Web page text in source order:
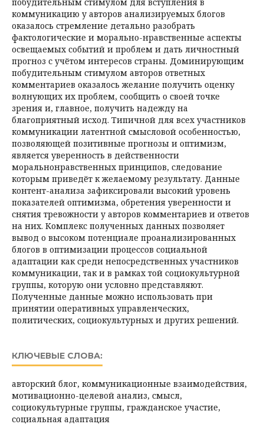
коммуникацию у авторов анализируемых блогов
оказалось стремление детально разобрать
фактологические и морально-нравственные аспекты
освещаемых событий и проблем и дать личностный
прогноз с учётом интересов страны. Доминирующим
побудительным стимулом авторов ответных
комментариев оказалось желание получить оценку
волнующих их проблем, сообщить о своей точке
зрения и, главное, получить надежду на
благоприятный исход. Типичной для всех участников
коммуникации латентной смысловой особенностью,
позволяющей позитивные прогнозы и оптимизм,
является уверенность в действенности
моральнонравственных принципов, следование
которым приведёт к желаемому результату. Данные
контент-анализа зафиксировали высокий уровень
показателей оптимизма, обретения уверенности и
снятия тревожности у авторов комментариев и ответов
на них. Комплекс полученных данных позволяет
вывод о высоком потенциале проанализированных
блогов в оптимизации процессов социальной
адаптации как среди непосредственных участников
коммуникации, так и в рамках той социокультурной
группы, которую они условно представляют.
Полученные данные можно использовать при
принятии оперативных управленческих,
политических, социокультурных и других решений.
КЛЮЧЕВЫЕ СЛОВА:
авторский блог, коммуникационные взаимодействия,
мотивационно-целевой анализ, смысл,
социокультурные группы, гражданское участие,
социальная адаптация